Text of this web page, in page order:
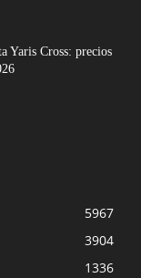
Yaris Cross: precios
5967
3904
1336